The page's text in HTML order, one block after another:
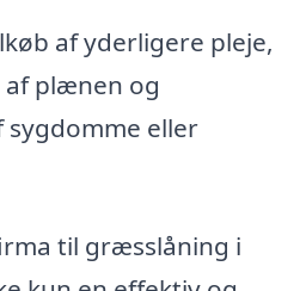
af yderligere pleje,
plænen og
eller
til græsslåning i